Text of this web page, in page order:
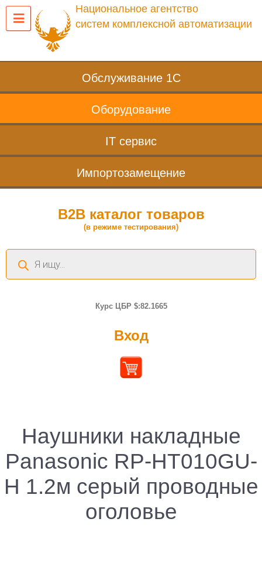
Национальное агентство
систем комплексной автоматизации
Обслуживание 1С
Оборудование
IT сервис
Импортозамещение
B2B каталог товаров
(в режиме тестирования)
Поиск
товаров
Курс ЦБР $:82.1665
Вход
Наушники накладные
Panasonic RP-HT010GU-
H 1.2м серый проводные
оголовье